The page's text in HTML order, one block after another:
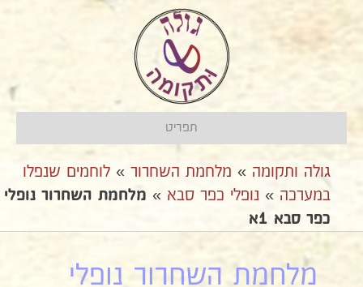
תפריט
גולה ותקומה » מלחמת השחרור » לוחמים שנפלו
במערכה » נופלי כפר סבא » מלחמת השחרור נופלי
כפר סבא 1א
מלחמת השחרור נופלי